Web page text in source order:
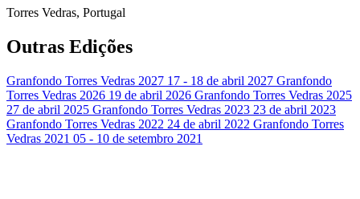
Torres Vedras, Portugal
Outras Edições
Granfondo Torres Vedras 2027 17 - 18 de abril 2027 Granfondo
Torres Vedras 2026 19 de abril 2026 Granfondo Torres Vedras 2025
27 de abril 2025 Granfondo Torres Vedras 2023 23 de abril 2023
Granfondo Torres Vedras 2022 24 de abril 2022 Granfondo Torres
Vedras 2021 05 - 10 de setembro 2021